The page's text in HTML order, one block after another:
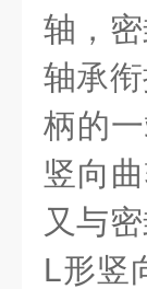
轴，
轴承
柄的
竖向
又与
L形竖